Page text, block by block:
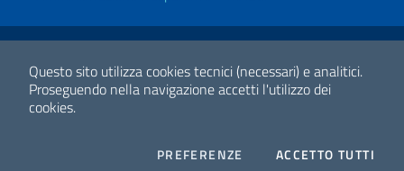
Questo sito utilizza cookies tecnici (necessari) e analitici.
Proseguendo nella navigazione accetti l'utilizzo dei
cookies.
PREFERENZE COOKIESACCETTO TUTTI
Link Utili